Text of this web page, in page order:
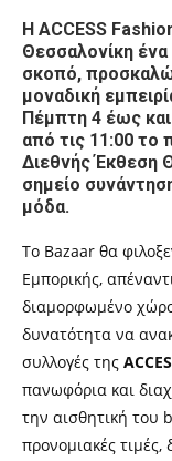
Η ACCESS
Θεσσαλονίκη
σκοπό,
μοναδική
Πέμπτη 4 έως και
από τις 11:00 το
Διεθνής Έκθεση
σημείο
μόδα.
Το Bazaar θα
Εμπορικής,
διαμορφωμένο
δυνατότητα να
συλλογές της
πανωφόρια και
την αισθητική του
προνομιακές τιμές,